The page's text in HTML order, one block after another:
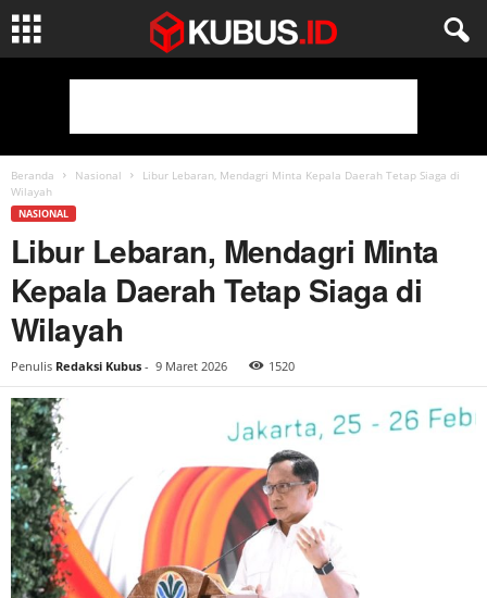
Beranda Nasional
Libur Lebaran, Mendagri Minta Kepala Daerah Tetap Siaga di
Wilayah
NASIONAL
Libur Lebaran, Mendagri Minta
Kepala Daerah Tetap Siaga di
Wilayah
Penulis Redaksi Kubus - 9 Maret 2026 1520